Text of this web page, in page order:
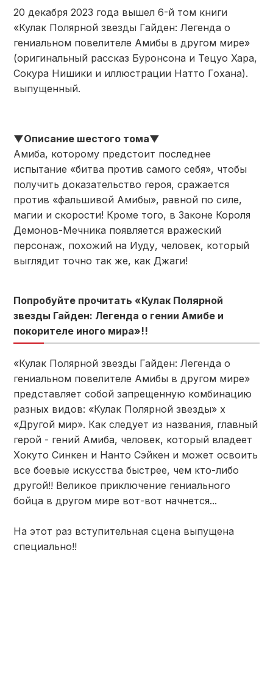
20 декабря 2023 года вышел 6-й том книги
«Кулак Полярной звезды Гайден: Легенда о
гениальном повелителе Амибы в другом мире»
(оригинальный рассказ Буронсона и Тецуо Хара,
Сокура Нишики и иллюстрации Натто Гохана).
выпущенный.
▼Описание шестого тома▼
Амиба, которому предстоит последнее
испытание «битва против самого себя», чтобы
получить доказательство героя, сражается
против «фальшивой Амибы», равной по силе,
магии и скорости! Кроме того, в Законе Короля
Демонов-Мечника появляется вражеский
персонаж, похожий на Иуду, человек, который
выглядит точно так же, как Джаги!
Попробуйте прочитать «Кулак Полярной
звезды Гайден: Легенда о гении Амибе и
покорителе иного мира»!!
«Кулак Полярной звезды Гайден: Легенда о
гениальном повелителе Амибы в другом мире»
представляет собой запрещенную комбинацию
разных видов: «Кулак Полярной звезды» x
«Другой мир». Как следует из названия, главный
герой - гений Амиба, человек, который владеет
Хокуто Синкен и Нанто Сэйкен и может освоить
все боевые искусства быстрее, чем кто-либо
другой!! Великое приключение гениального
бойца в другом мире вот-вот начнется...
На этот раз вступительная сцена выпущена
специально!!